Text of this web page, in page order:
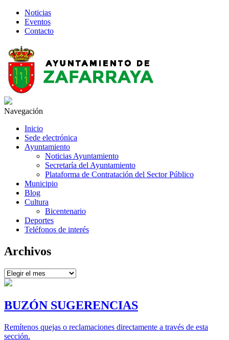
Noticias
Eventos
Contacto
Navegación
Inicio
Sede electrónica
Ayuntamiento
Noticias Ayuntamiento
Secretaría del Ayuntamiento
Plataforma de Contratación del Sector Público
Municipio
Blog
Cultura
Bicentenario
Deportes
Teléfonos de interés
Archivos
Archivos
BUZÓN SUGERENCIAS
Remítenos quejas o reclamaciones directamente a través de esta
sección.